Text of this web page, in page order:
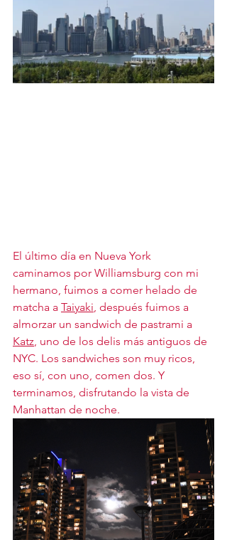
El último día en Nueva York
caminamos por Williamsburg con mi
hermano, fuimos a comer helado de
matcha a Taiyaki , después fuimos a
almorzar un sandwich de pastrami a
Katz , uno de los delis más antiguos de
NYC. Los sandwiches son muy ricos,
eso sí, con uno, comen dos. Y
terminamos, disfrutando la vista de
Manhattan de noche.